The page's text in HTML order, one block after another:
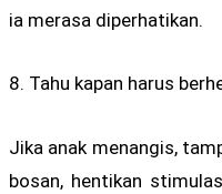
ia merasa diperhatikan.
8. Tahu kapan harus
Jika anak menangis,
bosan, hentikan